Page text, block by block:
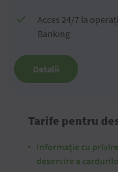
Acces 24/7 la
Banking
Detalii
Tarife pentru
Informaţie cu
deservire a